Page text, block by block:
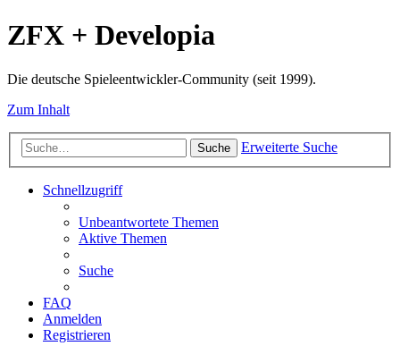
ZFX + Developia
Die deutsche Spieleentwickler-Community (seit 1999).
Zum Inhalt
Suche Erweiterte Suche
Schnellzugriff
Unbeantwortete Themen
Aktive Themen
Suche
FAQ
Anmelden
Registrieren